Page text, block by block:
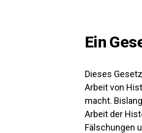
Ein
Dieses
Arbeit von
macht.
Arbeit der
Fälschungen